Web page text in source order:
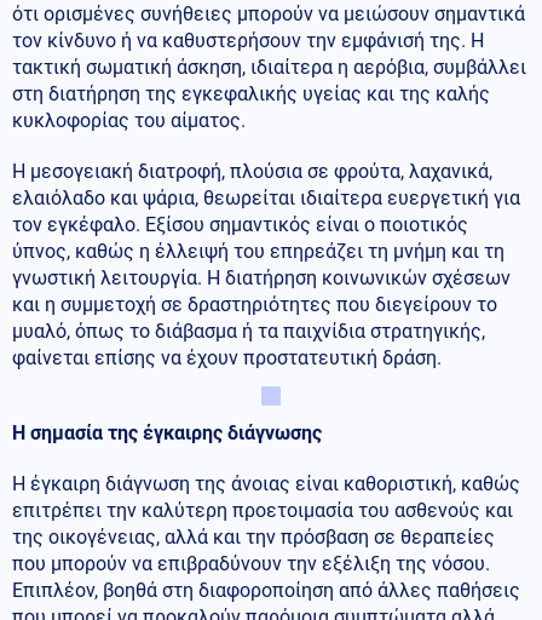
ότι ορισμένες συνήθειες μπορούν να μειώσουν σημαντικά
τον κίνδυνο ή να καθυστερήσουν την εμφάνισή της. Η
τακτική σωματική άσκηση, ιδιαίτερα η αερόβια, συμβάλλει
στη διατήρηση της εγκεφαλικής υγείας και της καλής
κυκλοφορίας του αίματος.
Η μεσογειακή διατροφή, πλούσια σε φρούτα, λαχανικά,
ελαιόλαδο και ψάρια, θεωρείται ιδιαίτερα ευεργετική για
τον εγκέφαλο. Εξίσου σημαντικός είναι ο ποιοτικός
ύπνος, καθώς η έλλειψή του επηρεάζει τη μνήμη και τη
γνωστική λειτουργία. Η διατήρηση κοινωνικών σχέσεων
και η συμμετοχή σε δραστηριότητες που διεγείρουν το
μυαλό, όπως το διάβασμα ή τα παιχνίδια στρατηγικής,
φαίνεται επίσης να έχουν προστατευτική δράση.
Η σημασία της έγκαιρης διάγνωσης
Η έγκαιρη διάγνωση της άνοιας είναι καθοριστική, καθώς
επιτρέπει την καλύτερη προετοιμασία του ασθενούς και
της οικογένειας, αλλά και την πρόσβαση σε θεραπείες
που μπορούν να επιβραδύνουν την εξέλιξη της νόσου.
Επιπλέον, βοηθά στη διαφοροποίηση από άλλες παθήσεις